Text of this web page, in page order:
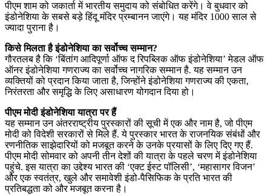
पीएम शाम को जकार्ता में भारतीय समुदाय को संबोधित करेंगे। वे बुधवार को
इंडोनेशिया के सबसे बड़े हिंदू मंदिर प्रम्बानन जाएंगे। यह मंदिर 1000 साल से
ज्यादा पुराना है।
किसे मिलता है इंडोनेशिया का सर्वोच्च सम्मान?
गौरतलब है कि ‘बिंतांग आदिपूर्णा ऑफ द रिपब्लिक ऑफ इंडोनेशिया’ मेडल ऑफ
ऑनर इंडोनेशिया गणराज्य का सर्वोच्च नागरिक सम्मान है. यह सम्मान उन
व्यक्तियों को प्रदान किया जाता है, जिन्होंने इंडोनेशिया गणराज्य की एकता,
निरंतरता और समृद्धि के लिए असाधारण योगदान दिया हो।
पीएम मोदी इंडोनेशिया यात्रा पर हैं
यह सम्मान उन अंतरराष्ट्रीय पुरस्कारों की सूची में एक और नाम है, जो पीएम
मोदी को विदेशी सरकारों से मिले हैं. ये पुरस्कार भारत के राजनयिक संबंधों और
रणनीतिक साझेदारियों को मजबूत करने के उनके प्रयासों के लिए दिए गए हैं.
पीएम मोदी सोमवार को अपनी तीन देशों की यात्रा के पहले चरण में इंडोनेशिया
पहुंचे. इस यात्रा का उद्देश्य भारत की ‘एक्ट ईस्ट पॉलिसी’, ‘महासागर विजन’
और एक स्वतंत्र, खुले और समावेशी इंडो-पैसिफिक के प्रति भारत की
प्रतिबद्धता को और मजबूत करना है।